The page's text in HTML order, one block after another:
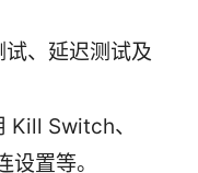
、延迟测试及
Kill Switch、
置等。